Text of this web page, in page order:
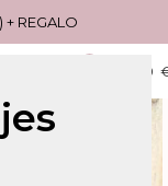
+ REGALO
0,00